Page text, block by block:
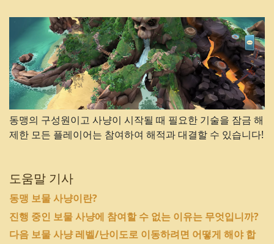
동맹의 구성원이고 사냥이 시작될 때 필요한 기술을 잠금 해
제한 모든 플레이어는 참여하여 해적과 대결할 수 있습니다!
도움말 기사
동맹 보물 사냥이란?
진행 중인 보물 사냥에 참여할 수 없는 이유는 무엇입니까?
다음 보물 사냥 레벨/난이도로 이동하려면 어떻게 해야 합